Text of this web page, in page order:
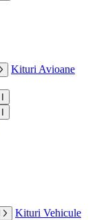
Kituri Avioane
Kituri Vehicule